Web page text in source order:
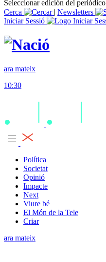
Seleccionar edición del periódico
Cerca
| Newsletters
Iniciar Sessió
ara mateix
10:30
Política
Societat
Opinió
Impacte
Next
Viure bé
El Món de la Tele
Criar
ara mateix